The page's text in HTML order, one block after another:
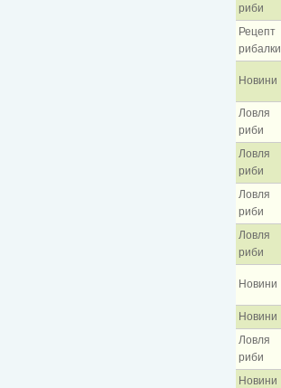
риби
Рецепт
рибалки
Новини
Ловля
риби
Ловля
риби
Ловля
риби
Ловля
риби
Новини
Новини
Ловля
риби
Новини